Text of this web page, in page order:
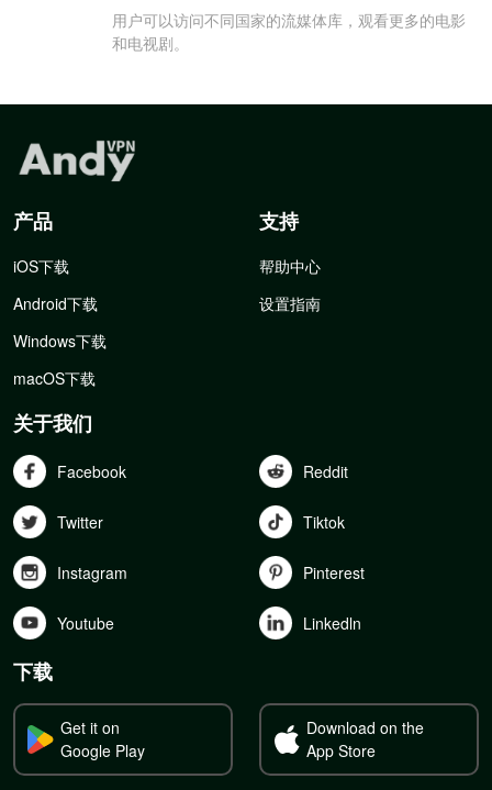
用户可以访问不同国家的流媒体库，观看更多的电影
和电视剧。
产品
iOS下载
Android下载
Windows下载
macOS下载
支持
帮助中心
设置指南
关于我们
Facebook Reddit
Twitter Tiktok
Instagram Pinterest
Youtube Linkedln
下载
Get it on
Google Play
Download on the
App Store